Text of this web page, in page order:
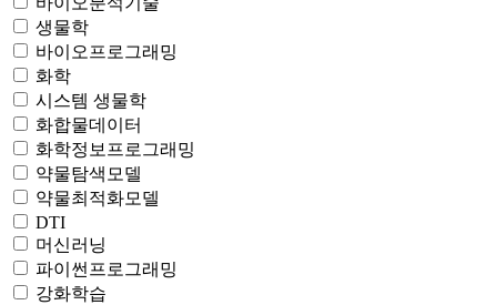
생물학
바이오프로그래밍
화학
시스템 생물학
화합물데이터
화학정보프로그래밍
약물탐색모델
약물최적화모델
DTI
머신러닝
파이썬프로그래밍
강화학습